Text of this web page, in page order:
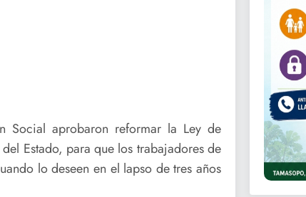
Social aprobaron reformar la Ley de
Estado, para que los trabajadores de
lo deseen en el lapso de tres años